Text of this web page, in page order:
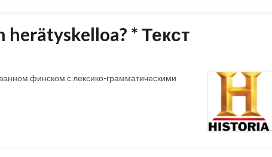
* Текст
финском с лексико-грамматическими